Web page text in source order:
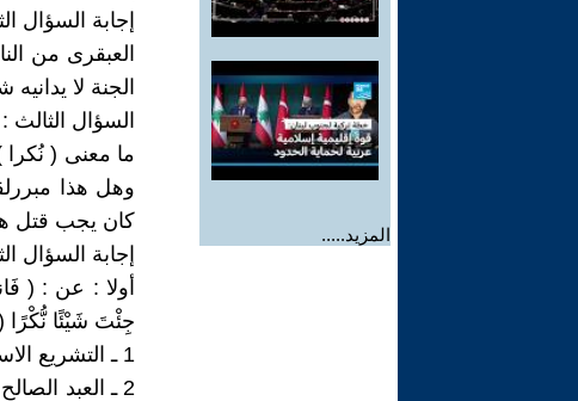
المزيد.....
إجابة السؤال
العبقرى من
الجنة لا
السؤال
وهل هذا
كان يجب قتل
إجابة السؤال
أولا : عن : (
جِئْتَ شَيْئًا نُّكْرًا (74)الكهف
1 ـ التشريع الاسلامى لا يؤخذ من القصص القرآنى عن السابقين .
2 ـ العبد